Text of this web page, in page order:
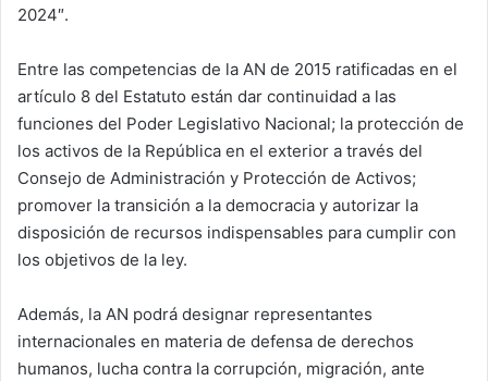
2024″.
Entre las competencias de la AN de 2015 ratificadas en el
artículo 8 del Estatuto están dar continuidad a las
funciones del Poder Legislativo Nacional; la protección de
los activos de la República en el exterior a través del
Consejo de Administración y Protección de Activos;
promover la transición a la democracia y autorizar la
disposición de recursos indispensables para cumplir con
los objetivos de la ley.
Además, la AN podrá designar representantes
internacionales en materia de defensa de derechos
humanos, lucha contra la corrupción, migración, ante